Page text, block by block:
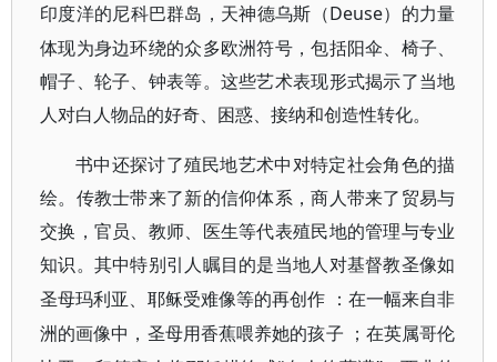
印度洋的尼科巴群岛，天神德乌斯（Deuse）的力量
体现为身边环绕的众多欧洲符号，包括阳伞、椅子、
帽子、轮子、钟表等。这些艺术表现形式揭示了当地
人对白人物品的好奇、困惑、接纳和创造性转化。
书中还探讨了殖民地艺术中对特定社会角色的描
绘。传教士带来了新的信仰体系，商人带来了贸易与
交换，官员、教师、医生等代表殖民地的管理与专业
知识。其中特别引人瞩目的是当地人对基督教圣像如
圣母玛利亚、耶稣受难像等的再创作
：在一幅来自非
洲的画像中，圣母用香蕉喂养她的孩子
；在英属哥伦